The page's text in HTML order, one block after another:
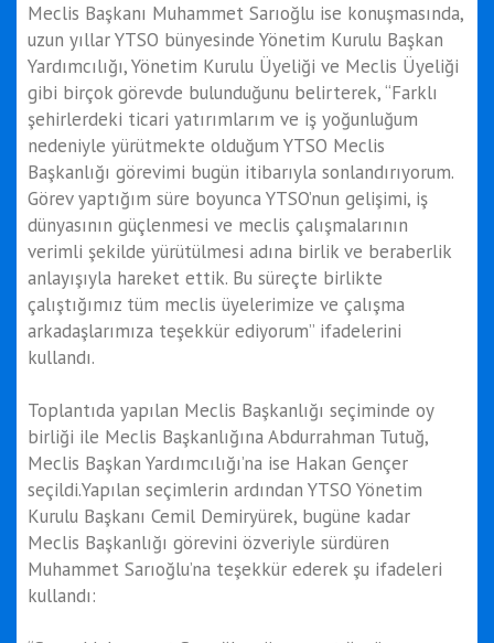
Meclis Başkanı Muhammet Sarıoğlu ise konuşmasında,
uzun yıllar YTSO bünyesinde Yönetim Kurulu Başkan
Yardımcılığı, Yönetim Kurulu Üyeliği ve Meclis Üyeliği
gibi birçok görevde bulunduğunu belirterek, “Farklı
şehirlerdeki ticari yatırımlarım ve iş yoğunluğum
nedeniyle yürütmekte olduğum YTSO Meclis
Başkanlığı görevimi bugün itibarıyla sonlandırıyorum.
Görev yaptığım süre boyunca YTSO’nun gelişimi, iş
dünyasının güçlenmesi ve meclis çalışmalarının
verimli şekilde yürütülmesi adına birlik ve beraberlik
anlayışıyla hareket ettik. Bu süreçte birlikte
çalıştığımız tüm meclis üyelerimize ve çalışma
arkadaşlarımıza teşekkür ediyorum” ifadelerini
kullandı.
Toplantıda yapılan Meclis Başkanlığı seçiminde oy
birliği ile Meclis Başkanlığına Abdurrahman Tutuğ,
Meclis Başkan Yardımcılığı’na ise Hakan Gençer
seçildi.Yapılan seçimlerin ardından YTSO Yönetim
Kurulu Başkanı Cemil Demiryürek, bugüne kadar
Meclis Başkanlığı görevini özveriyle sürdüren
Muhammet Sarıoğlu’na teşekkür ederek şu ifadeleri
kullandı: